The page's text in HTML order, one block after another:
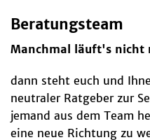
Beratungsteam
Manchmal läuft's nicht
dann steht euch und
neutraler Ratgeber zur
jemand aus dem Team
eine neue Richtung zu